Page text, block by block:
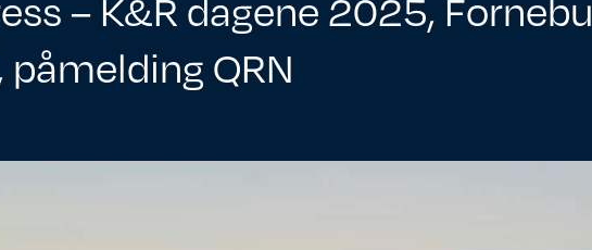
– K&R dagene 2025, Fornebu
påmelding QRN